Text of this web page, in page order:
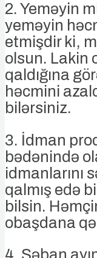
2. Yeməyin
yeməyin
etmişdir ki,
olsun. Lakin
qaldığına
həcmini
bilərsiniz.
3. İdman
bədənində
idmanlarını
qalmış edə
bilsin.
obaşdana